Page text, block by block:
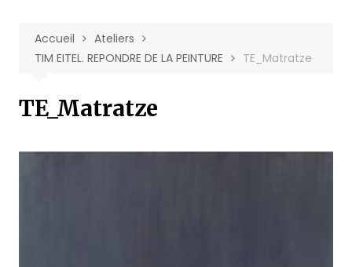
Accueil
Ateliers
TIM EITEL. REPONDRE DE LA PEINTURE
TE_Matratze
TE_Matratze